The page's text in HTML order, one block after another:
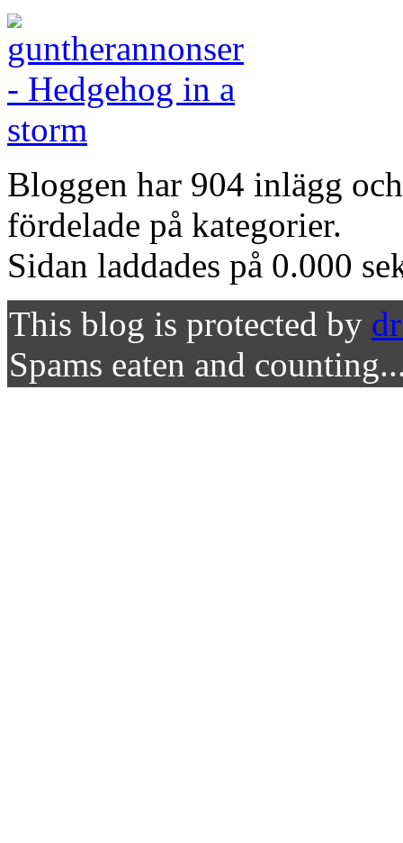
Bloggen har 904 inlägg
fördelade på kategorier.
Sidan laddades på 0.000
This blog is protected by
Spams eaten and